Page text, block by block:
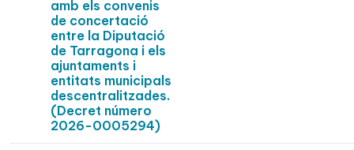
amb els convenis
de concertació
entre la Diputació
de Tarragona i els
ajuntaments i
entitats municipals
descentralitzades.
(Decret número
2026-0005294)